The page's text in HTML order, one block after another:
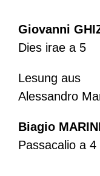
Giovanni
Dies irae a 5
Lesung aus
Alessandro
Biagio
Passacalio a